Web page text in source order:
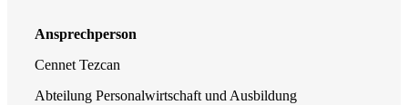
Ansprechperson
Cennet Tezcan
Abteilung Personalwirtschaft und Ausbildung